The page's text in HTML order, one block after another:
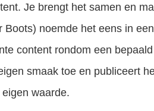
Je brengt het samen en
noemde het eens in
content rondom een
smaak toe en publiceert
waarde.